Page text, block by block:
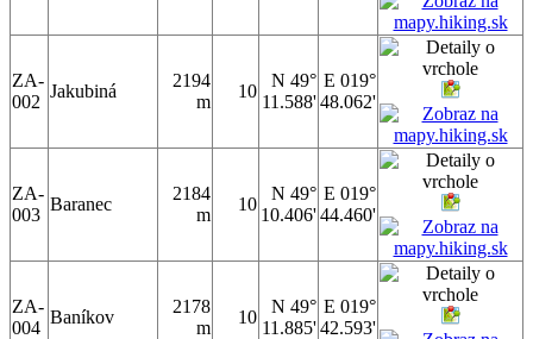
ZA-
002
Jakubiná
2194
m
10
N 49°
11.588'
E 019°
48.062'
ZA-
003
Baranec
2184
m
10
N 49°
10.406'
E 019°
44.460'
ZA-
004
Baníkov
2178
m
10
N 49°
11.885'
E 019°
42.593'